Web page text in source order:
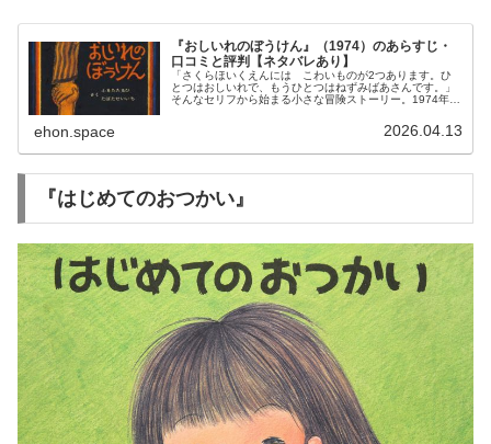
『おしいれのぼうけん』（1974）のあらすじ・
口コミと評判【ネタバレあり】
「さくらほいくえんには こわいものが2つあります。ひ
とつはおしいれで、もうひとつはねずみばあさんです。」
そんなセリフから始まる小さな冒険ストーリー。1974年に
ehon.space 2026.04.13
『はじめてのおつかい』